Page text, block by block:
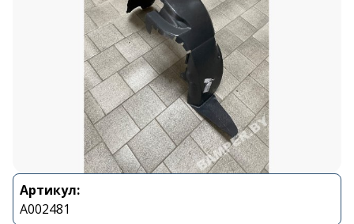
Артикул:
A002481